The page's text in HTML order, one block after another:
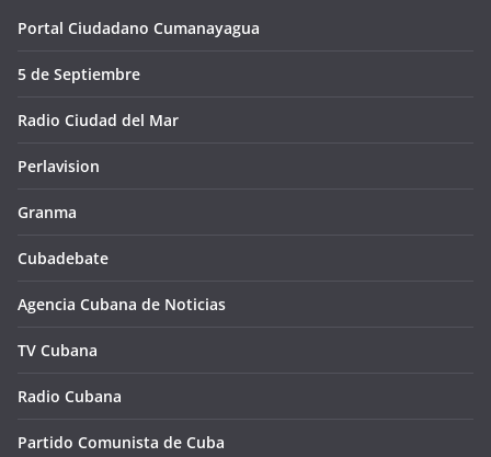
Portal Ciudadano Cumanayagua
5 de Septiembre
Radio Ciudad del Mar
Perlavision
Granma
Cubadebate
Agencia Cubana de Noticias
TV Cubana
Radio Cubana
Partido Comunista de Cuba